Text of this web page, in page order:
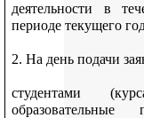
деятельности в
периоде текущего
2. На день подачи
студентами
образовательные